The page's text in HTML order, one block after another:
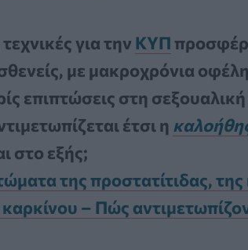
για την ΚΥΠ
με μακροχρόνια
επιπτώσεις στη σεξουαλική
έτσι η
στο εξής;
της προστατίτιδας,
– Πώς